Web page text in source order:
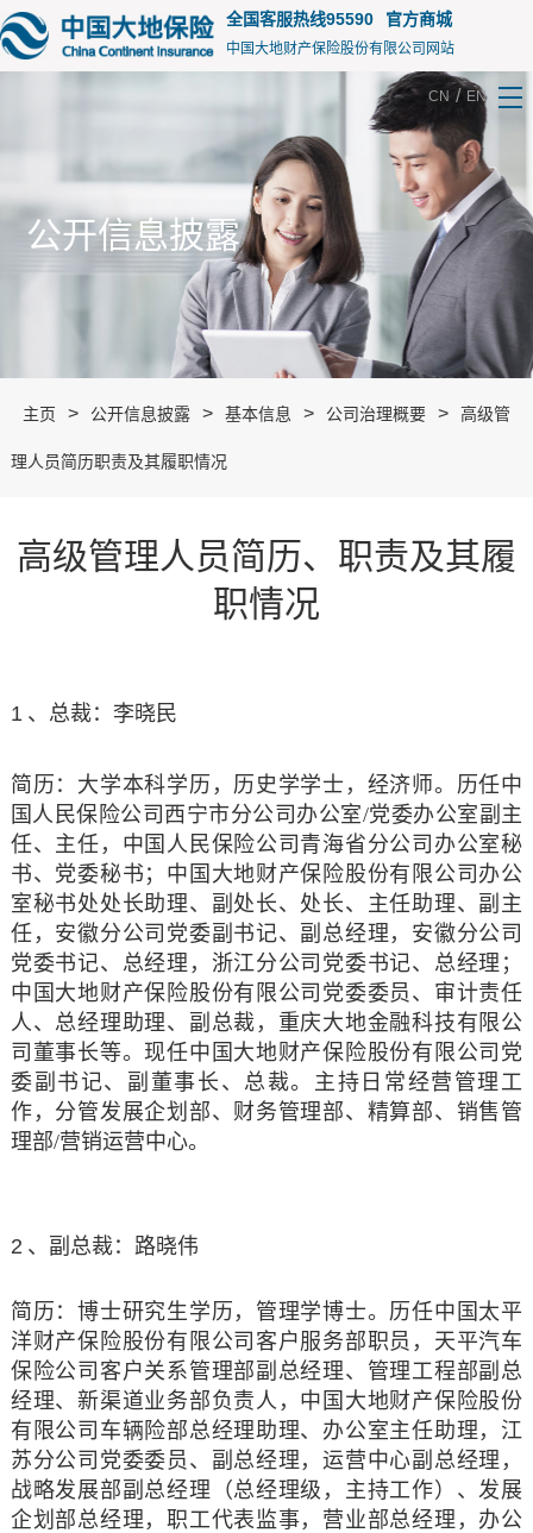
15187 全国客服热线95590 官方商城
中国大地财产保险股份有限公司网站
CN / EN
公开信息披露
主页 > 公开信息披露 > 基本信息 > 公司治理概要 > 高级管
理人员简历职责及其履职情况
高级管理人员简历、职责及其履
职情况
1 、总裁：李晓民
简历： 大学本科学历，历史学学士，经济师。历任中
国人民保险公司西宁市分公司办公室/党委办公室副主
任、主任，中国人民保险公司青海省分公司办公室秘
书、党委秘书；中国大地财产保险股份有限公司办公
室秘书处处长助理、副处长、处长、主任助理、副主
任，安徽分公司党委副书记、副总经理，安徽分公司
党委书记、总经理，浙江分公司党委书记、总经理；
中国大地财产保险股份有限公司党委委员、审计责任
人、总经理助理、副总裁，重庆大地金融科技有限公
司董事长等。现任中国大地财产保险股份有限公司党
委副书记、副董事长、总裁。主持日常经营管理工
作，分管发展企划部、财务管理部、精算部、销售管
理部/营销运营中心。
2 、副总裁：路晓伟
简历：博士研究生学历，管理学博士。历任中国太平
洋财产保险股份有限公司客户服务部职员，天平汽车
保险公司客户关系管理部副总经理、管理工程部副总
经理、新渠道业务部负责人，中国大地财产保险股份
有限公司车辆险部总经理助理、办公室主任助理，江
苏分公司党委委员、副总经理，运营中心副总经理，
战略发展部副总经理（总经理级，主持工作）、发展
企划部总经理，职工代表监事，营业部总经理，办公